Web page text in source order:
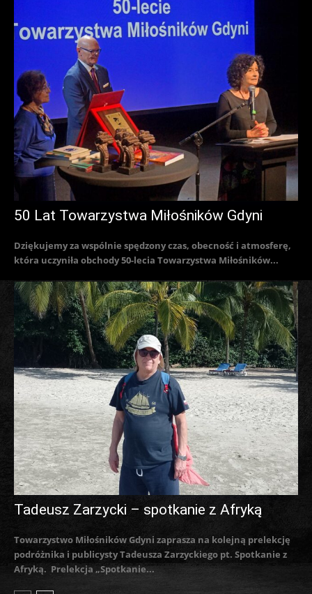
50 Lat Towarzystwa Miłośników Gdyni
Dziękujemy za wspólnie spędzony czas, obecność i atmosferę,
która uczyniła obchody 50-lecia Towarzystwa Miłośników...
Tadeusz Zarzycki – spotkanie z Afryką
Towarzystwo Miłośników Gdyni zaprasza na kolejną prelekcję
podróżnika i publicysty Tadeusza Zarzyckiego pt. Spotkanie z
Afryką. Prelekcja „Spotkanie...